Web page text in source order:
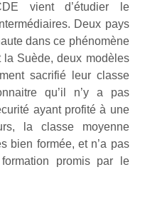
vient d’étudier le
Deux pays
dans ce phénomène
Suède, deux modèles
sacrifié leur classe
qu’il n’y a pas
ayant profité à une
la classe moyenne
bien formée, et n’a pas
promis par le